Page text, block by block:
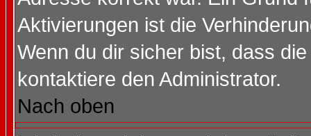
Aktivierungen ist die
Wenn du dir sicher bist, dass
kontaktiere den Administrator.
Nach oben